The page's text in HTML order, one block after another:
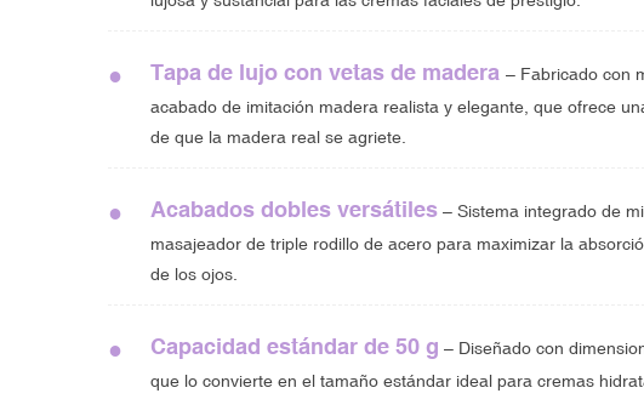
● Tapa de lujo con vetas de madera – Fabricado con
acabado de imitación madera realista y elegante, que ofrece
de que la madera real se agriete.
● Acabados dobles versátiles– Sistema integrado de
masajeador de triple rodillo de acero para maximizar la
de los ojos.
● Capacidad estándar de 50 g – Diseñado con
que lo convierte en el tamaño estándar ideal para cremas